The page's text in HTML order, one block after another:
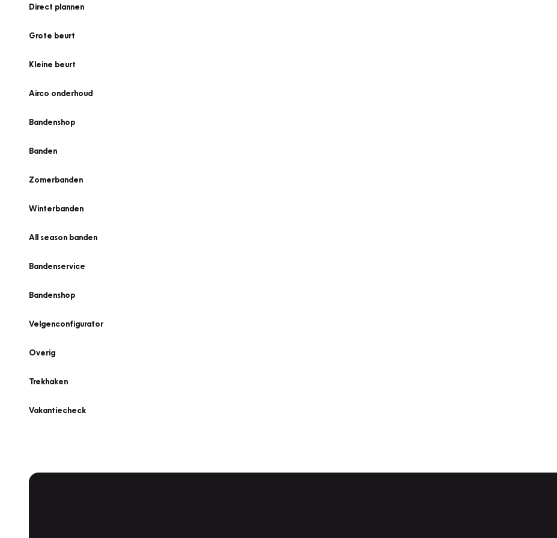
Direct plannen
Grote beurt
Kleine beurt
Airco onderhoud
Bandenshop
Banden
Zomerbanden
Winterbanden
All season banden
Bandenservice
Bandenshop
Velgenconfigurator
Overig
Trekhaken
Vakantiecheck